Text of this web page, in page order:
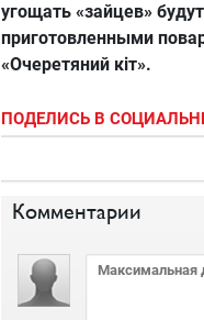
угощать «зайцев»
приготовленными
«Очеретяний кіт».
ПОДЕЛИСЬ В
Комментарии